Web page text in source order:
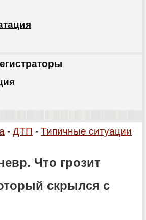
- ДТП - Типичные ситуации
Что грозит
скрылся с